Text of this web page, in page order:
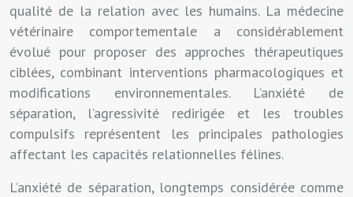
qualité de la relation avec les humains. La médecine
vétérinaire comportementale a considérablement
évolué pour proposer des approches thérapeutiques
ciblées, combinant interventions pharmacologiques et
modifications environnementales. L’anxiété de
séparation, l’agressivité redirigée et les troubles
compulsifs représentent les principales pathologies
affectant les capacités relationnelles félines.
L’anxiété de séparation, longtemps considérée comme